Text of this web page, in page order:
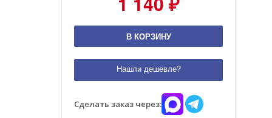
В КОРЗИНУ
Нашли дешевле?
Сделать заказ через: